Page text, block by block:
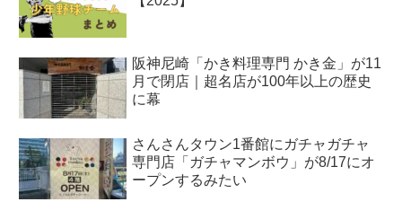
阪神尼崎「かき料理専門 かき金」が11
月で閉店｜超名店が100年以上の歴史
に幕
さんさんタウン1番館にガチャガチャ
専門店「ガチャマンボウ」が8/17にオ
ープンするみたい